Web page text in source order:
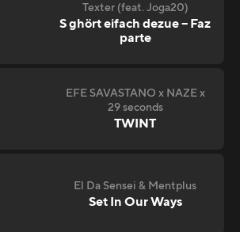
Texter (feat. Joga20)
S ghört eifach dezue – Faz
parte
EFE SAVASTANO x NAZE x
29 seconds
TWINT
El Da Sensei & Mentplus
Set In Our Ways